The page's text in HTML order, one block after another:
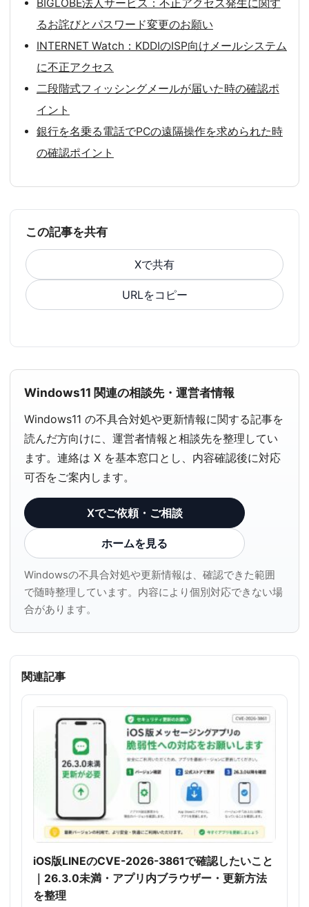
BIGLOBE法人サービス：不正アクセス発生に関す
るお詫びとパスワード変更のお願い
INTERNET Watch：KDDIのISP向けメールシステム
に不正アクセス
二段階式フィッシングメールが届いた時の確認ポ
イント
銀行を名乗る電話でPCの遠隔操作を求められた時
の確認ポイント
この記事を共有
Xで共有
URLをコピー
Windows11 関連の相談先・運営者情報
Windows11 の不具合対処や更新情報に関する記事を
読んだ方向けに、運営者情報と相談先を整理してい
ます。連絡は X を基本窓口とし、内容確認後に対応
可否をご案内します。
Xでご依頼・ご相談
ホームを見る
Windowsの不具合対処や更新情報は、確認できた範囲
で随時整理しています。内容により個別対応できない場
合があります。
関連記事
iOS版LINEのCVE-2026-3861で確認したいこと
｜26.3.0未満・アプリ内ブラウザー・更新方法
を整理